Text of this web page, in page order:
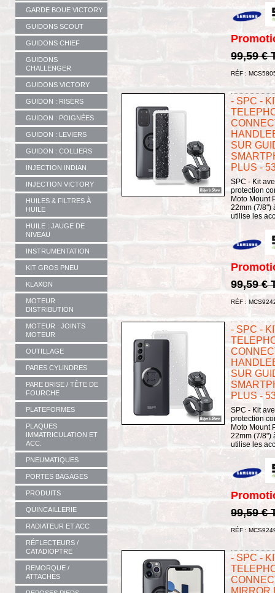
GARDE BOUE VICTORY
GUIDONS SCOUT
GUIDONS CHIEF
GUIDONS
CHALLENGER
GUIDONS VICTORY
GUIDON : RISERS
GUIDON : POIGNÉES
GUIDON : LEVIERS
GUIDON : COLLIERS
INJECTION INDIAN
INJECTION VICTORY
HUILES & FILTRES À
HUILE
HUILE : JAUGE DE
NIVEAU
INSTRUMENTATION
KIT GROS PNEU
KLAXON
MOTEUR :
DISTRIBUTION
MOTEUR : JOINTS
MOTEUR
OUTILLAGE
PARES CYLINDRES
PARE BRISE / TÊTE DE
FOURCHE
PLATEFORMES
PLAQUES
IMMATRICULATION ET
ACC.
PNEUMATIQUES
PORTES BAGAGES
PRODUITS
QUINCAILLERIE
RADIATEUR ET ACC
RÉFLECTEURS /
CATADIOPTRE
REMORQUE /
ATTACHES
99,59 €
RÉF :
- SPC -
SUR
PLUS -
SPC - Kit
protection
Moto Mount
22mm (7/8")
utilise les
99,59 €
RÉF :
- SPC -
SUR
PLUS -
SPC - Kit
protection
Moto Mount
22mm (7/8")
utilise les
99,59 €
RÉF :
- SPC -
MIRROR